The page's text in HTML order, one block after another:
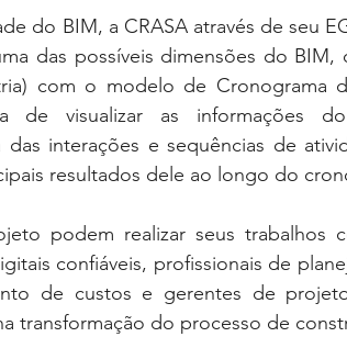
do BIM, a CRASA através de seu
das possíveis dimensões do BIM,
com o modelo de Cronograma
visualizar as informações
interações e sequências de
resultados dele ao longo do
podem realizar seus trabalhos
confiáveis, profissionais de
de custos e gerentes de
transformação do processo de